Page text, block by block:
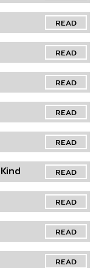
READ
READ
READ
READ
READ
READ
READ
READ
READ